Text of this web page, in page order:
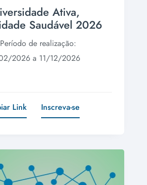
Ativa,
Saudável 2026
de realização:
2026 a 11/12/2026
Link Inscreva-se